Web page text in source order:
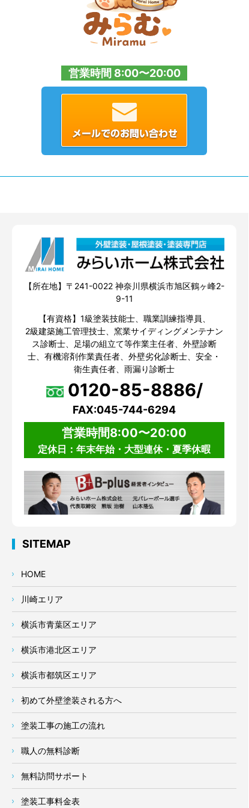
営業時間 8:00〜20:00
【所在地】〒241-0022 神奈川県横浜市旭区鶴ヶ峰2-
9-11
【有資格】1級塗装技能士、職業訓練指導員、
2級建築施工管理技士、窯業サイディングメンテナン
ス診断士、足場の組立て等作業主任者、外壁診断
士、有機溶剤作業責任者、外壁劣化診断士、安全・
衛生責任者、雨漏り診断士
0120-85-8886/
FAX:045-744-6294
営業時間8:00〜20:00
定休日：年末年始・大型連休・夏季休暇
SITEMAP
HOME
川崎エリア
横浜市青葉区エリア
横浜市港北区エリア
横浜市都筑区エリア
初めて外壁塗装される方へ
塗装工事の施工の流れ
職人の無料診断
無料訪問サポート
塗装工事料金表